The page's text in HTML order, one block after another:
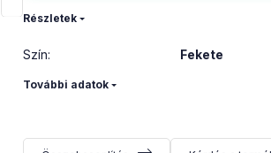
Részletek
Szín: Fekete
További adatok